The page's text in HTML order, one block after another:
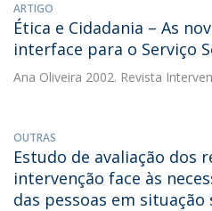
ARTIGO
Ética e Cidadania – As
interface para o Serviço
Ana Oliveira 2002. Revista
OUTRAS
Estudo de avaliação dos
intervenção face às
das pessoas em